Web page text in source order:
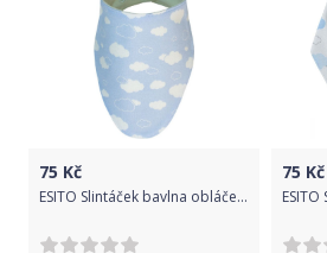
75 Kč
ESITO Slintáček bavlna obláček, Barva obláček modrá, Velikost 0 - 3 roky
75 Kč